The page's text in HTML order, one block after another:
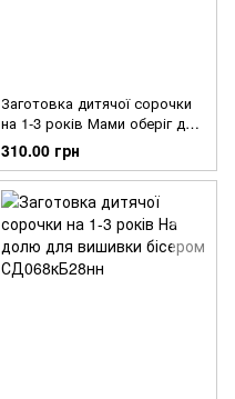
Заготовка дитячої сорочки
на 1-3 років Мами оберіг для
вишивки бісером
СД070кБ28нн
310.00 грн